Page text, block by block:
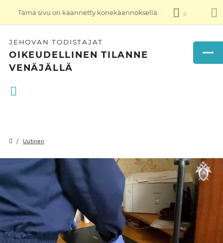
Tämä sivu on käännetty konekäännöksellä.
JEHOVAN TODISTAJAT
OIKEUDELLINEN TILANNE
VENÄJÄLLÄ
Uutinen